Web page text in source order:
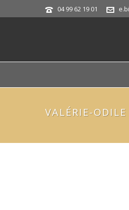
04 99 62 19 01
VALÉRIE-ODILE